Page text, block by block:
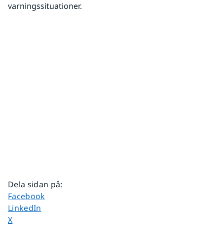
varningssituationer.
Dela sidan på:
Dela sidan på
Facebook
Dela sidan på
LinkedIn
Dela sidan på
X